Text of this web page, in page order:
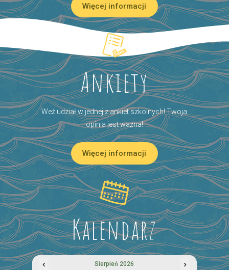
Więcej informacji
Ankiety
Weź udział w jednej z ankiet szkolnych! Twoja
opinia jest ważna!
Więcej informacji
Kalendarz
‹ Sierpień 2026 ›